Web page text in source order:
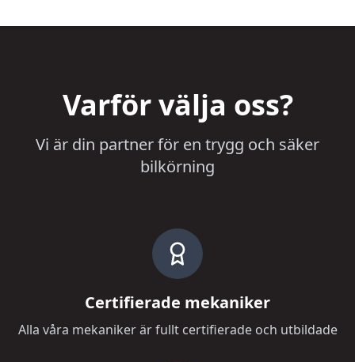
Varför välja oss?
Vi är din partner för en trygg och säker
bilkörning
Certifierade mekaniker
Alla våra mekaniker är fullt certifierade och utbildade